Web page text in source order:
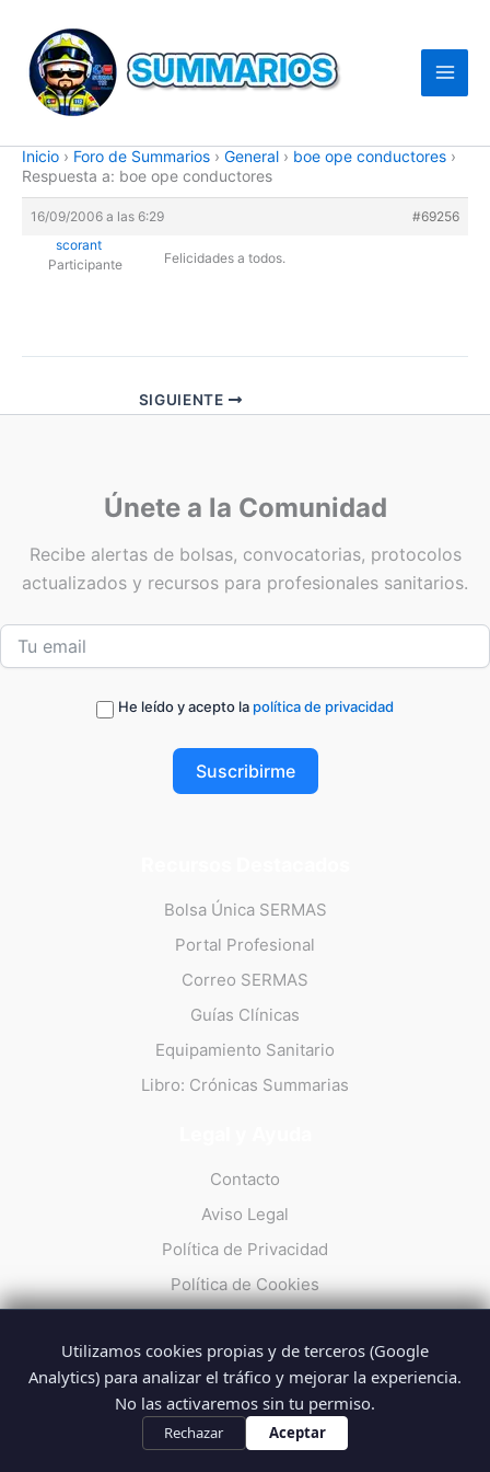
contenido
Inicio › Foro de Summarios › General › boe ope conductores ›
Respuesta a: boe ope conductores
16/09/2006 a las 6:29
#69256
scorant
Participante
Felicidades a todos.
SIGUIENTE
Únete a la Comunidad
Recibe alertas de bolsas, convocatorias, protocolos
actualizados y recursos para profesionales sanitarios.
He leído y acepto la política de privacidad
Suscribirme
Bolsa Única SERMAS
Portal Profesional
Correo SERMAS
Guías Clínicas
Equipamiento Sanitario
Libro: Crónicas Summarias
Contacto
Aviso Legal
Política de Privacidad
Política de Cookies
© 2026 Summarios · La web no oficial de los profesionales del
SUMMA 112
Utilizamos cookies propias y de terceros (Google
Analytics) para analizar el tráfico y mejorar la experiencia.
No las activaremos sin tu permiso.
Rechazar Aceptar